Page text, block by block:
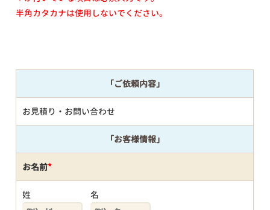
半角カタカナは使用しないでください。
「ご依頼内容」
お見積り・お問い合わせ
「お客様情報」
お名前*
姓 名